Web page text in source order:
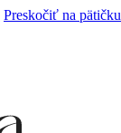
Preskočiť na pätičku